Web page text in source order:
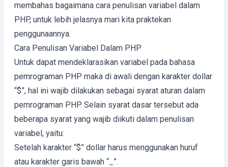
membahas bagaimana cara penulisan variabel dalam
PHP, untuk lebih jelasnya mari kita praktekan
penggunaannya.
Cara Penulisan Variabel Dalam PHP
Untuk dapat mendeklarasikan variabel pada bahasa
pemrograman PHP maka di awali dengan karakter dollar
“$”, hal ini wajib dilakukan sebagai syarat aturan dalam
pemrograman PHP. Selain syarat dasar tersebut ada
beberapa syarat yang wajib diikuti dalam penulisan
variabel, yaitu:
Setelah karakter “$” dollar harus menggunakan huruf
atau karakter garis bawah “_”.